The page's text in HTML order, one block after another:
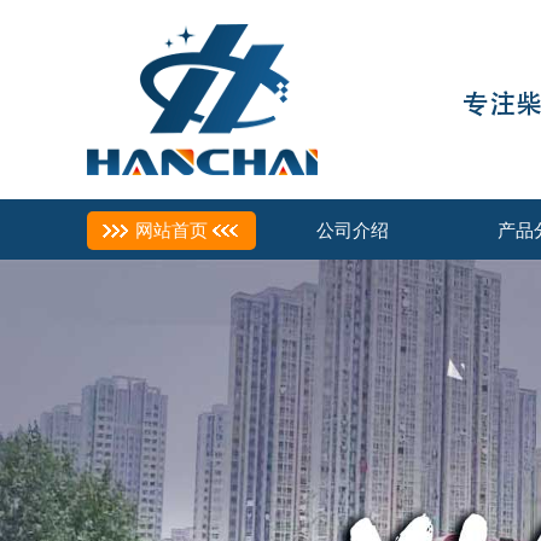
网站首页 公司介绍 产品